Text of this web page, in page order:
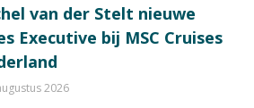
van der Stelt nieuwe
Executive bij MSC Cruises
2026